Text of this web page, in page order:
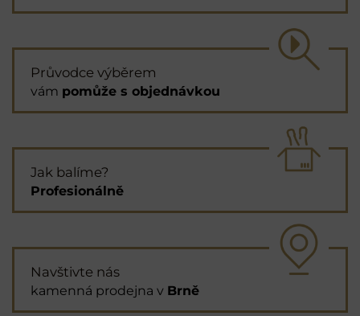
Průvodce výběrem
vám pomůže s objednávkou
Jak balíme?
Profesionálně
Navštivte nás
kamenná prodejna v Brně